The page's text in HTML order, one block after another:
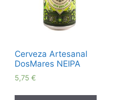
Cerveza Artesanal
DosMares NEIPA
5,75 €